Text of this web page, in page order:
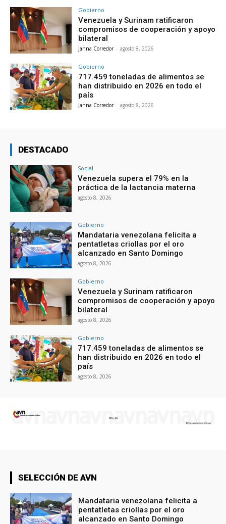
Gobierno
Venezuela y Surinam ratificaron
compromisos de cooperación y apoyo
bilateral
Janna Corredor - agosto 8, 2026
Gobierno
717.459 toneladas de alimentos se
han distribuido en 2026 en todo el
país
Janna Corredor - agosto 8, 2026
DESTACADO
Social
Venezuela supera el 79% en la
práctica de la lactancia materna
agosto 8, 2026
Gobierno
Mandataria venezolana felicita a
pentatletas criollas por el oro
alcanzado en Santo Domingo
agosto 8, 2026
Gobierno
Venezuela y Surinam ratificaron
compromisos de cooperación y apoyo
bilateral
agosto 8, 2026
Gobierno
717.459 toneladas de alimentos se
han distribuido en 2026 en todo el
país
agosto 8, 2026
SELECCIÓN DE AVN
Mandataria venezolana felicita a
pentatletas criollas por el oro
alcanzado en Santo Domingo